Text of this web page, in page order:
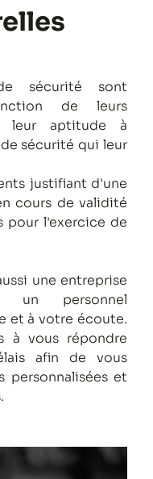
sécurité sont
de leurs
leur aptitude à
sécurité qui leur
justifiant d'une
cours de validité
pour l'exercice de
une entreprise
un personnel
et à votre écoute.
à vous répondre
afin de vous
personnalisées et